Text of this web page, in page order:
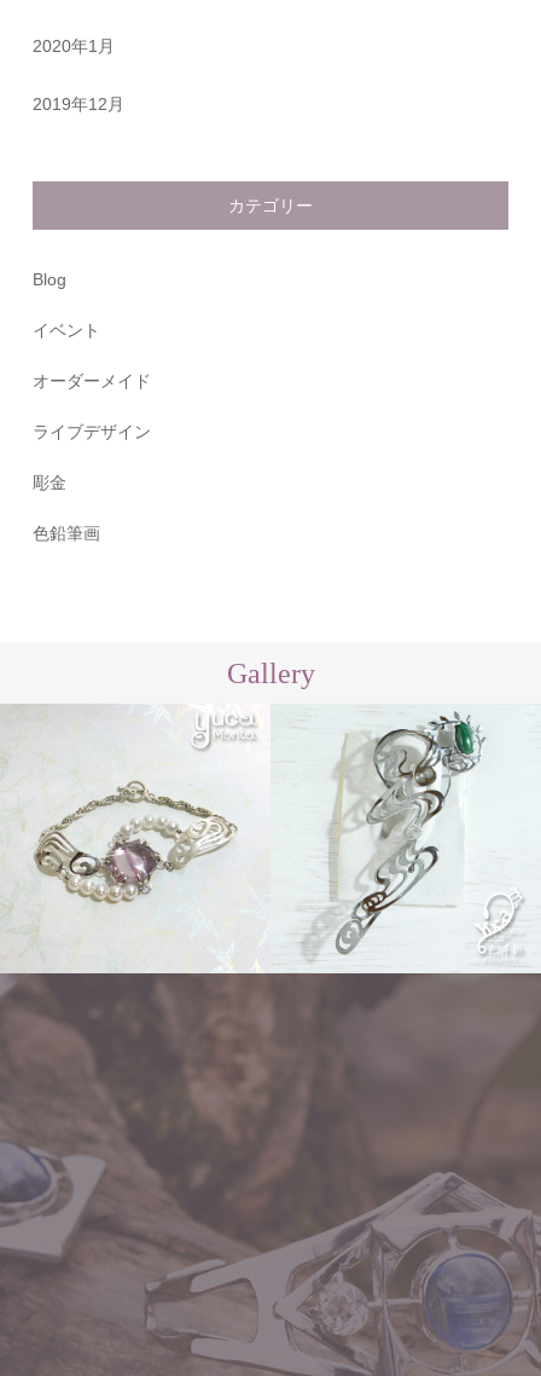
2020年1月
2019年12月
カテゴリー
Blog
イベント
オーダーメイド
ライブデザイン
彫金
色鉛筆画
Gallery
ear hook「イロジカケ」
flow